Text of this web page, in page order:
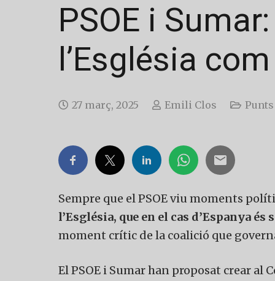
PSOE i
l’Església
27 març, 2025 Emili Clos
Sempre que el PSOE viu moments
l’Església, que en el cas d’Espanya
moment crític de la coalició que
El PSOE i Sumar han proposat crear